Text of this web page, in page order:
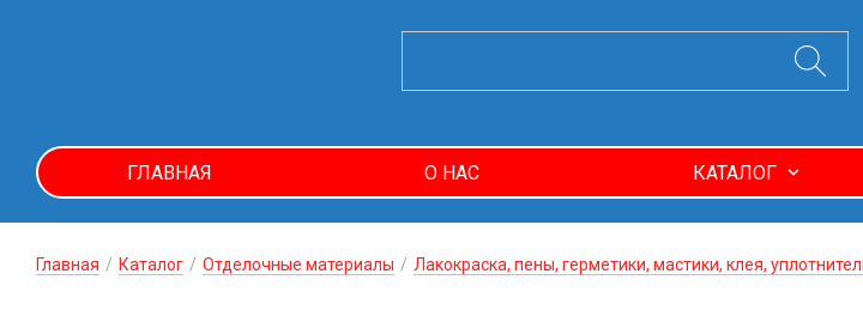
ГЛАВНАЯ О НАС КАТАЛОГ
Главная / Каталог / Отделочные материалы / Лакокраска, пены, герметики, мастики, клея,